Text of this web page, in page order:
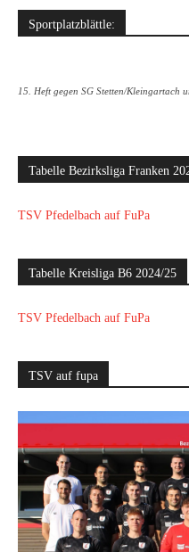
Sportplatzblättle:
15. Heft gegen SG Stetten/Kleingartach
Tabelle Bezirksliga Franken
TSV Pfedelbach auf FuPa
Tabelle Kreisliga B6 2024/25
TSV Pfedelbach auf FuPa
TSV auf fupa